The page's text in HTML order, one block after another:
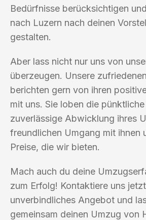
Bedürfnisse berücksichtigen
nach Luzern nach deinen
gestalten.
Aber lass nicht nur uns von
überzeugen. Unsere
berichten gern von ihren
mit uns. Sie loben die
zuverlässige Abwicklung ihres
freundlichen Umgang mit ihnen
Preise, die wir bieten.
Mach auch du deine
zum Erfolg! Kontaktiere uns
unverbindliches Angebot und
gemeinsam deinen Umzug von